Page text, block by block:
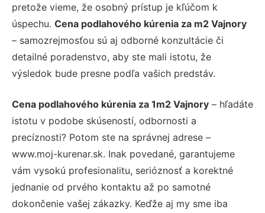
pretože vieme, že osobný prístup je kľúčom k
úspechu. Cena podlahového kúrenia za m2 Vajnory
– samozrejmosťou sú aj odborné konzultácie či
detailné poradenstvo, aby ste mali istotu, že
výsledok bude presne podľa vašich predstáv.
Cena podlahového kúrenia za 1m2 Vajnory – hľadáte
istotu v podobe skúseností, odbornosti a
precíznosti? Potom ste na správnej adrese –
www.moj-kurenar.sk. Inak povedané, garantujeme
vám vysokú profesionalitu, serióznosť a korektné
jednanie od prvého kontaktu až po samotné
dokončenie vašej zákazky. Keďže aj my sme iba